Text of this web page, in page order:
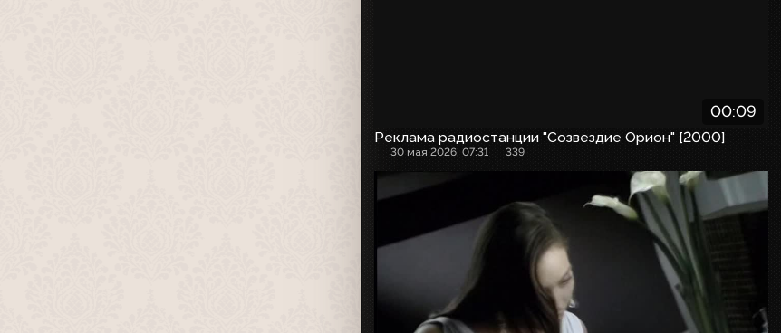
00:09
Реклама радиостанции "Созвездие Орион" [2000]
30 мая 2026, 07:31 339